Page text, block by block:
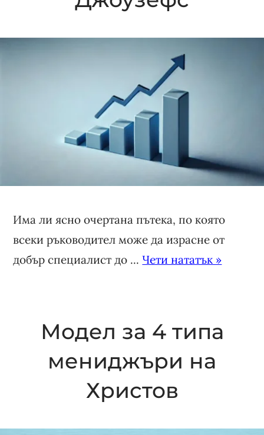
Има ли ясно очертана пътека, по която
всеки ръководител може да израсне от
добър специалист до ...Чети нататък »
Модел за 4 типа
мениджъри на
Христов